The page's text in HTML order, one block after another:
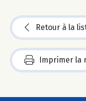
Retour à la
Imprimer la